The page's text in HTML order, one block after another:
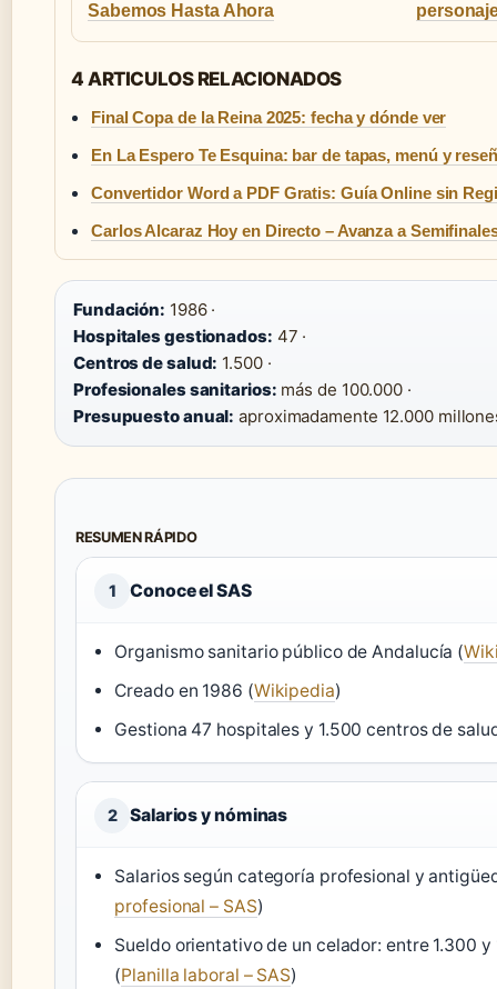
Sabemos Hasta Ahora
4 ARTICULOS RELACIONADOS
Final Copa de la Reina 2025: fecha y dónde ver
En La Espero Te Esquina: bar de tapas, menú y
Convertidor Word a PDF Gratis: Guía Online sin
Carlos Alcaraz Hoy en Directo – Avanza a
Fundación: 1986 ·
Hospitales gestionados: 47 ·
Centros de salud: 1.500 ·
Profesionales sanitarios: más de 100.000 ·
Presupuesto anual: aproximadamente 12.000
RESUMEN RÁPIDO
1 Conoce el SAS
Organismo sanitario público de Andalucía (
Creado en 1986 (Wikipedia)
Gestiona 47 hospitales y 1.500 centros de
2 Salarios y nóminas
Salarios según categoría profesional y
profesional – SAS)
Sueldo orientativo de un celador: entre 1.300
(Planilla laboral – SAS)